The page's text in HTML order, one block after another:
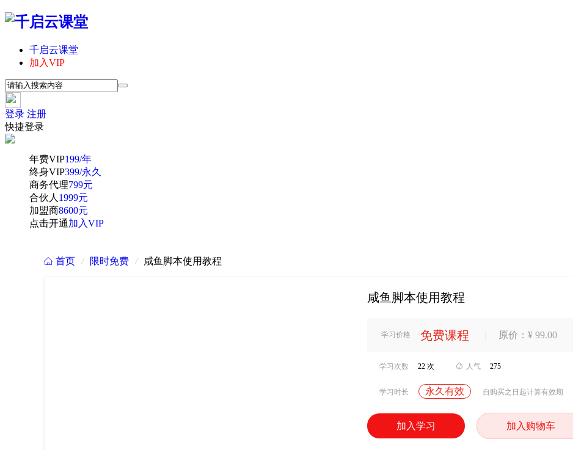
千启云课堂
加入VIP
登录 注册
快捷登录
年费VIP199/年
终身VIP399/永久
商务代理799元
合伙人 1999元
加盟商8600元
点击开通加入VIP
 首页 / 限时免费 / 咸鱼脚本使用教程
咸鱼脚本使用教程
学习价格 免费课程 原价：¥ 99.00
学习次数 22 次  人气 275
学习时长 永久有效 自购买之日起计算有效期
加入学习 加入购物车